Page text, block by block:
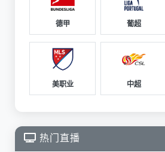
德甲 葡超
美职业 中超
热门直播